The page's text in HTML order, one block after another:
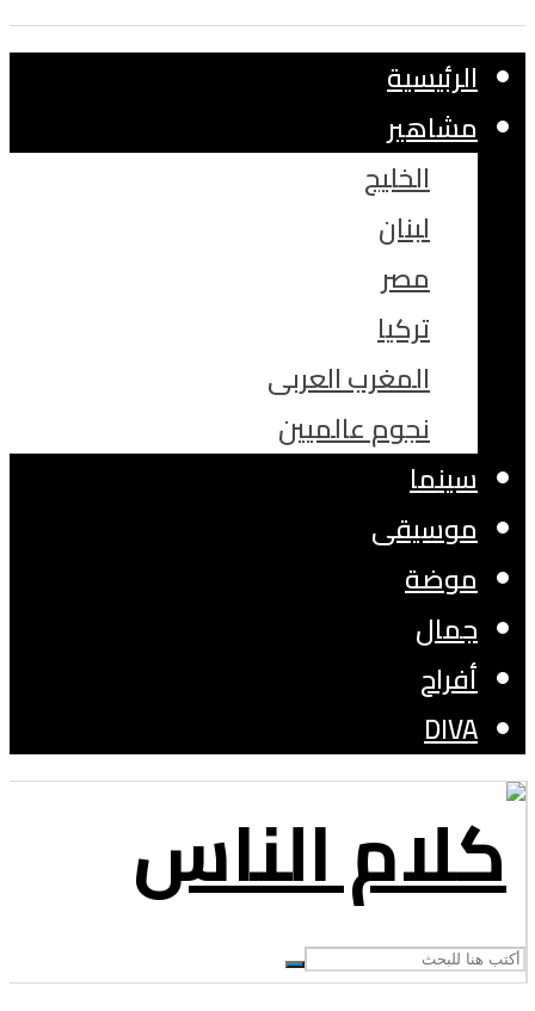
الرئيسية
مشاهير
الخليج
لبنان
مصر
تركيا
المغرب العربى
نجوم عالميين
سينما
موسيقى
موضة
جمال
أفراح
DIVA